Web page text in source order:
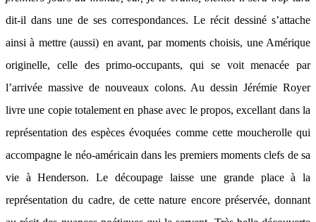
dit-il dans une de ses correspondances. Le récit dessiné s’attache
ainsi à mettre (aussi) en avant, par moments choisis, une Amérique
originelle, celle des primo-occupants, qui se voit menacée par
l’arrivée massive de nouveaux colons. Au dessin Jérémie Royer
livre une copie totalement en phase avec le propos, excellant dans la
représentation des espèces évoquées comme cette moucherolle qui
accompagne le néo-américain dans les premiers moments clefs de sa
vie à Henderson. Le découpage laisse une grande place à la
représentation du cadre, de cette nature encore préservée, donnant